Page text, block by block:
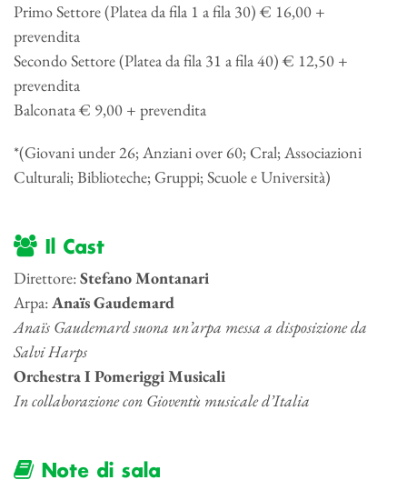
Primo Settore (Platea da fila 1 a fila 30) € 16,00 +
prevendita
Secondo Settore (Platea da fila 31 a fila 40) € 12,50 +
prevendita
Balconata € 9,00 + prevendita
*(Giovani under 26; Anziani over 60; Cral; Associazioni
Culturali; Biblioteche; Gruppi; Scuole e Università)
Il Cast
Direttore:Stefano Montanari
Arpa:Anaïs Gaudemard
Anaïs Gaudemard suona un’arpa messa a disposizione da
Salvi Harps
Orchestra I Pomeriggi Musicali
In collaborazione con Gioventù musicale d’Italia
Note di sala